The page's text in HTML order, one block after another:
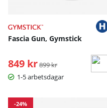
Fascia Gun, Gymstick
849 kr Ordinarie pris:
899 kr
1-5 arbetsdagar
-24%